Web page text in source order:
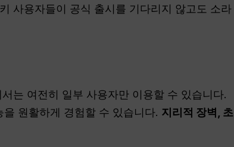
사용자들이 공식 출시를 기다리지 않고도 소라
는 여전히 일부 사용자만 이용할 수 있습니다.
원활하게 경험할 수 있습니다. 지리적 장벽, 초